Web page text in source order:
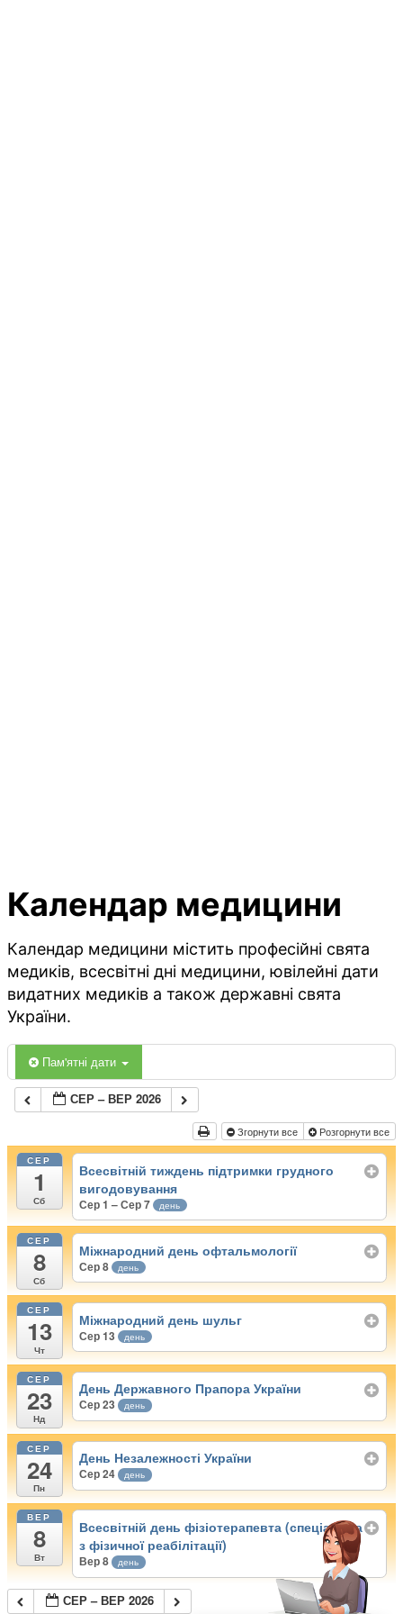
Календар медицини
Календар медицини містить професійні свята
медиків, всесвітні дні медицини, ювілейні дати
видатних медиків а також державні свята
України.
Пам'ятні дати
СЕР – ВЕР 2026
Згорнути все Розгорнути все
СЕР
1
Сб
Всесвітній тиждень підтримки грудного
вигодовування
Сер 1 – Сер 7 день
СЕР
8
Сб
Міжнародний день офтальмології
Сер 8 день
СЕР
13
Чт
Міжнародний день шульг
Сер 13 день
СЕР
23
Нд
День Державного Прапора України
Сер 23 день
СЕР
24
Пн
День Незалежності України
Сер 24 день
ВЕР
8
Вт
Всесвітній день фізіотерапевта (спеціаліста
з фізичної реабілітації)
Вер 8 день
СЕР – ВЕР 2026